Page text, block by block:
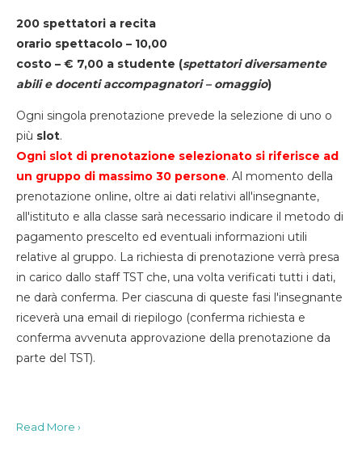
200 spettatori a recita
orario spettacolo – 10,00
costo – € 7,00 a studente (spettatori diversamente
abili e docenti accompagnatori – omaggio)
Ogni singola prenotazione prevede la selezione di uno o
più slot.
Ogni slot di prenotazione selezionato si riferisce ad
un gruppo di massimo 30 persone. Al momento della
prenotazione online, oltre ai dati relativi all'insegnante,
all'istituto e alla classe sarà necessario indicare il metodo di
pagamento prescelto ed eventuali informazioni utili
relative al gruppo. La richiesta di prenotazione verrà presa
in carico dallo staff TST che, una volta verificati tutti i dati,
ne darà conferma. Per ciascuna di queste fasi l'insegnante
riceverà una email di riepilogo (conferma richiesta e
conferma avvenuta approvazione della prenotazione da
parte del TST).
Read More ›